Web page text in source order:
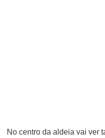
No centro da aldeia vai ver